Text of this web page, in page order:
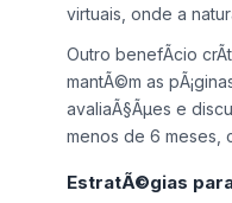
plataformas como o
virtuais, onde a
Outro benefÃ­cio
mantÃ©m as
avaliaÃ§Ãµes e